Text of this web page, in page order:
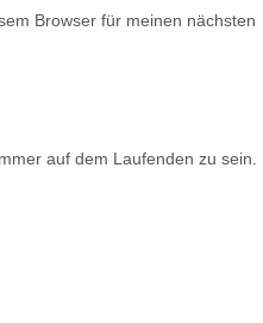
Browser für meinen nächsten
auf dem Laufenden zu sein.